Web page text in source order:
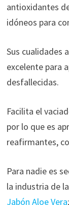
antioxidantes
idóneos para
Sus cualidades
excelente para
desfallecidas.
Facilita el
por lo que es
reafirmantes,
Para nadie es
la industria de
Jabón Aloe Vera